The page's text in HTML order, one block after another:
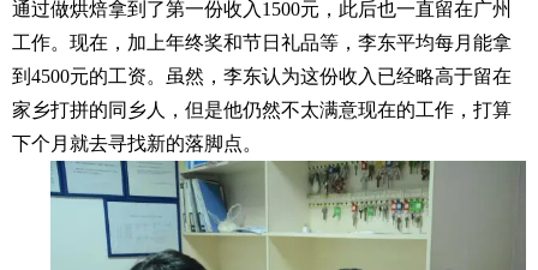
通过做烘焙拿到了第一份收入1500元，此后也一直留在广州
工作。现在，加上年终奖和节日礼品等，李东平均每月能拿
到4500元的工资。虽然，李东认为这份收入已经略高于留在
家乡打拼的同乡人，但是他仍然不太满意现在的工作，打算
下个月就去寻找新的落脚点。